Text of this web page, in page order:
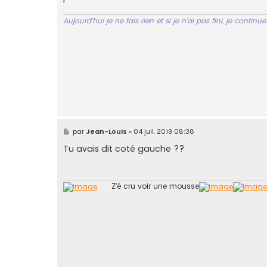
Aujourd'hui je ne fais rien et si je n'ai pas fini, je
M
e
s
s
par Jean-Louis » 04 juil. 2019 08:38
Tu avais dit coté gauche ??
Z’é cru voir une mousse